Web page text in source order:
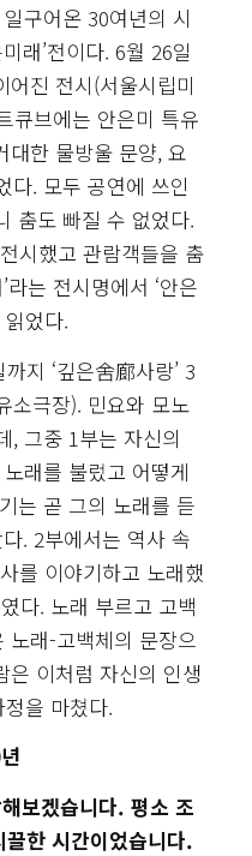
구어온 30여년의 시
래’전이다. 6월 26일
진 전시(서울시립미
큐브에는 안은미 특유
대한 물방울 문양, 요
다. 모두 공연에 쓰인
춤도 빠질 수 없었다.
시했고 관람객들을 춤
라는 전시명에서 ‘안은
읽었다.
지 ‘깊은舍廊사랑’ 3
소극장). 민요와 모노
, 그중 1부는 자신의
래를 불렀고 어떻게
는 곧 그의 노래를 듣
. 2부에서는 역사 속
를 이야기하고 노래했
다. 노래 부르고 고백
노래-고백체의 문장으
은 이처럼 자신의 인생
을 마쳤다.
보겠습니다. 평소 조
한 시간이었습니다.